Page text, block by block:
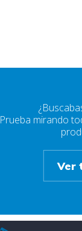
Prueba mirando
Ver